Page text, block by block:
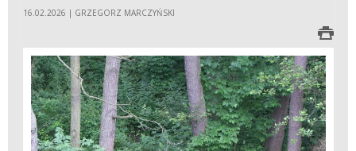
16.02.2026 | GRZEGORZ MARCZYŃSKI